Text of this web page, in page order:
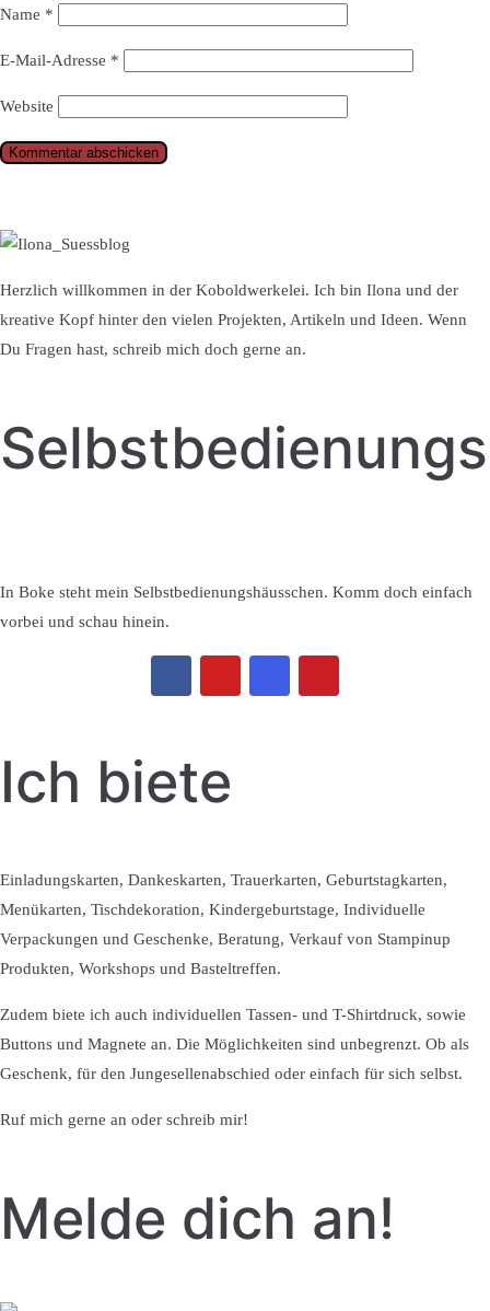
Name *
E-Mail-Adresse *
Website
Herzlich willkommen in der Koboldwerkelei. Ich bin Ilona und der
kreative Kopf hinter den vielen Projekten, Artikeln und Ideen. Wenn
Du Fragen hast, schreib mich doch gerne an.
In Boke steht mein Selbstbedienungshäusschen. Komm doch einfach
vorbei und schau hinein.
Ich biete
Einladungskarten, Dankeskarten, Trauerkarten, Geburtstagkarten,
Menükarten, Tischdekoration, Kindergeburtstage, Individuelle
Verpackungen und Geschenke, Beratung, Verkauf von Stampinup
Produkten, Workshops und Basteltreffen.
Zudem biete ich auch individuellen Tassen- und T-Shirtdruck, sowie
Buttons und Magnete an. Die Möglichkeiten sind unbegrenzt. Ob als
Geschenk, für den Jungesellenabschied oder einfach für sich selbst.
Ruf mich gerne an oder schreib mir!
Melde dich an!